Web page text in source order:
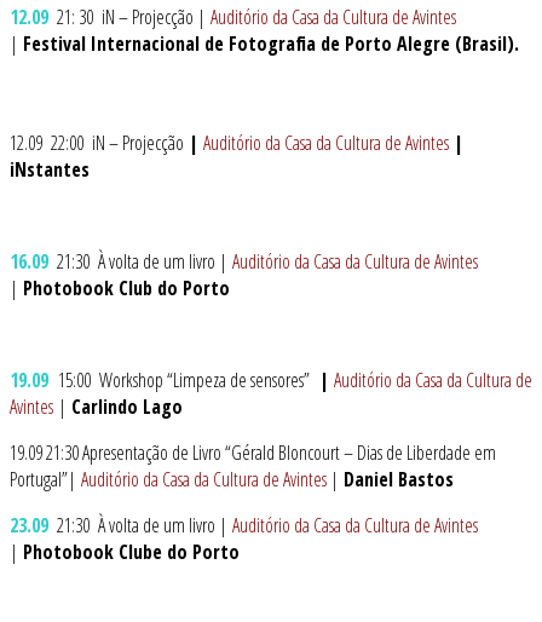
12.09 21: 30 iN – Projecção | Auditório da Casa da Cultura de Avintes
| Festival Internacional de Fotografia de Porto Alegre (Brasil).
12.09 22:00 iN – Projecção | Auditório da Casa da Cultura de Avintes |
iNstantes
16.09 21:30 À volta de um livro | Auditório da Casa da Cultura de Avintes
| Photobook Club do Porto
19.09 15:00 Workshop “Limpeza de sensores” | Auditório da Casa da Cultura de
Avintes | Carlindo Lago
19.09 21:30 Apresentação de Livro “Gérald Bloncourt – Dias de Liberdade em
Portugal”| Auditório da Casa da Cultura de Avintes | Daniel Bastos
23.09 21:30 À volta de um livro | Auditório da Casa da Cultura de Avintes
| Photobook Clube do Porto